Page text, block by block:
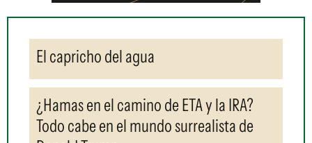
El capricho del agua
¿Hamas en el camino de ETA y la IRA?
Todo cabe en el mundo surrealista de